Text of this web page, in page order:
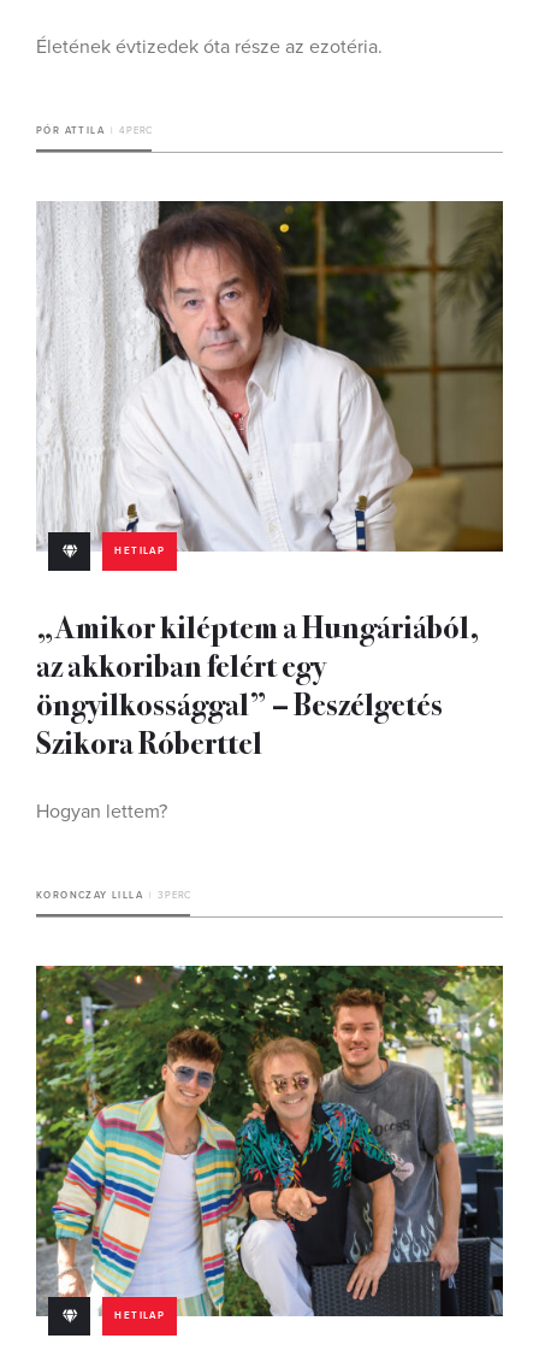
Életének évtizedek óta része az ezotéria.
PÓR ATTILA 4 PERC
HETILAP
„Amikor kiléptem a Hungáriából,
az akkoriban felért egy
öngyilkossággal” – Beszélgetés
Szikora Róberttel
Hogyan lettem?
KORONCZAY LILLA 3 PERC
HETILAP